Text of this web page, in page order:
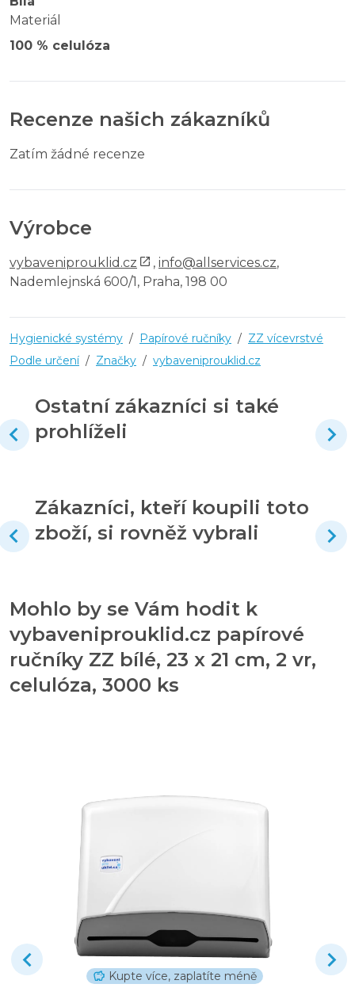
Materiál
100 % celulóza
Recenze našich zákazníků
Zatím žádné recenze
Výrobce
vybaveniprouklid.cz , info@allservices.cz,
Nademlejnská 600/1, Praha, 198 00
Hygienické systémy / Papírové ručníky / ZZ vícevrstvé
Podle určení / Značky / vybaveniprouklid.cz
Ostatní zákazníci si také
prohlíželi
Zákazníci, kteří koupili toto
zboží, si rovněž vybrali
Mohlo by se Vám hodit k
vybaveniprouklid.cz papírové
ručníky ZZ bílé, 23 x 21 cm, 2 vr,
celulóza, 3000 ks
Kupte více, zaplatíte méně